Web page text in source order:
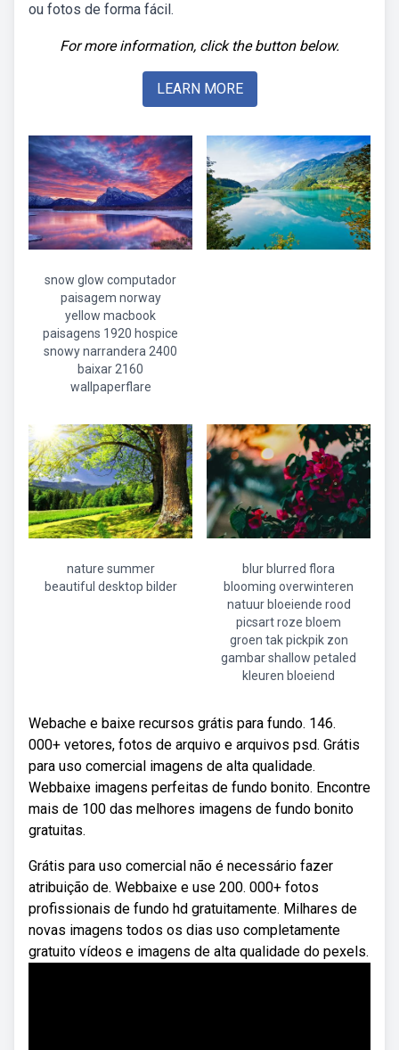
ou fotos de forma fácil.
For more information, click the button below.
LEARN MORE
snow glow computador
paisagem norway
yellow macbook
paisagens 1920 hospice
snowy narrandera 2400
baixar 2160
wallpaperflare
nature summer
beautiful desktop bilder
blur blurred flora
blooming overwinteren
natuur bloeiende rood
picsart roze bloem
groen tak pickpik zon
gambar shallow petaled
kleuren bloeiend
Webache e baixe recursos grátis para fundo. 146.
000+ vetores, fotos de arquivo e arquivos psd. Grátis
para uso comercial imagens de alta qualidade.
Webbaixe imagens perfeitas de fundo bonito. Encontre
mais de 100 das melhores imagens de fundo bonito
gratuitas.
Grátis para uso comercial não é necessário fazer
atribuição de. Webbaixe e use 200. 000+ fotos
profissionais de fundo hd gratuitamente. Milhares de
novas imagens todos os dias uso completamente
gratuito vídeos e imagens de alta qualidade do pexels.